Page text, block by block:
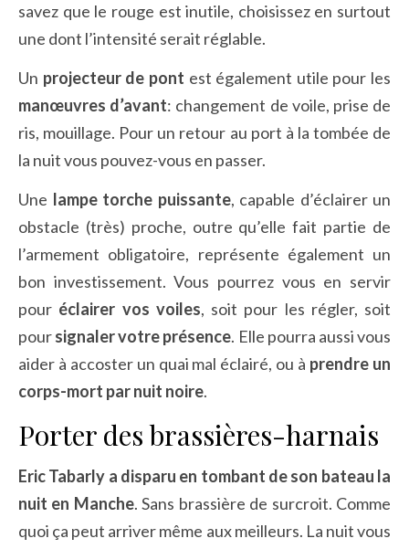
savez que le rouge est inutile, choisissez en surtout
une dont l’intensité serait réglable.
Un projecteur de pont est également utile pour les
manœuvres d’avant: changement de voile, prise de
ris, mouillage. Pour un retour au port à la tombée de
la nuit vous pouvez-vous en passer.
Une lampe torche puissante, capable d’éclairer un
obstacle (très) proche, outre qu’elle fait partie de
l’armement obligatoire, représente également un
bon investissement. Vous pourrez vous en servir
pour éclairer vos voiles, soit pour les régler, soit
poursignaler votre présence. Elle pourra aussi vous
aider à accoster un quai mal éclairé, ou à prendre un
corps-mort par nuit noire.
Porter des brassières-harnais
Eric Tabarly a disparu en tombant de son bateau la
nuit en Manche. Sans brassière de surcroit. Comme
quoi ça peut arriver même aux meilleurs. La nuit vous